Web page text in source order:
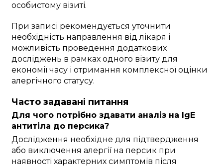
особистому візиті.
При записі рекомендується уточнити
необхідність направлення від лікаря і
можливість проведення додаткових
досліджень в рамках одного візиту для
економії часу і отримання комплексної оцінки
алергічного статусу.
Часто задавані питання
Для чого потрібно здавати аналіз на IgE
антитіла до персика?
Дослідження необхідне для підтвердження
або виключення алергії на персик при
наявності характерних симптомів після